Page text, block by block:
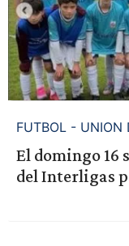
FUTBOL - UNION
El domingo 16
del Interligas